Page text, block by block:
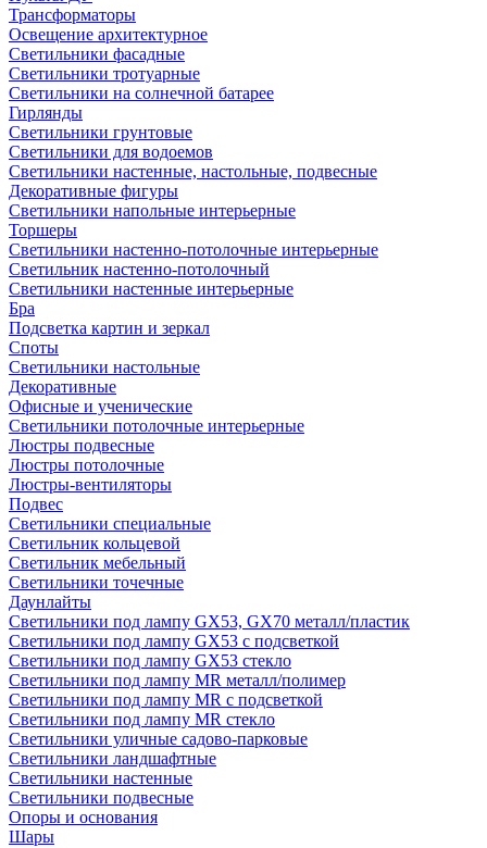
Трансформаторы
Освещение архитектурное
Светильники фасадные
Светильники тротуарные
Светильники на солнечной батарее
Гирлянды
Светильники грунтовые
Светильники для водоемов
Светильники настенные, настольные, подвесные
Декоративные фигуры
Светильники напольные интерьерные
Торшеры
Светильники настенно-потолочные интерьерные
Светильник настенно-потолочный
Светильники настенные интерьерные
Бра
Подсветка картин и зеркал
Споты
Светильники настольные
Декоративные
Офисные и ученические
Светильники потолочные интерьерные
Люстры подвесные
Люстры потолочные
Люстры-вентиляторы
Подвес
Светильники специальные
Светильник кольцевой
Светильник мебельный
Светильники точечные
Даунлайты
Светильники под лампу GX53, GX70 металл/пластик
Светильники под лампу GX53 с подсветкой
Светильники под лампу GX53 стекло
Светильники под лампу MR металл/полимер
Светильники под лампу MR с подсветкой
Светильники под лампу MR стекло
Светильники уличные садово-парковые
Светильники ландшафтные
Светильники настенные
Светильники подвесные
Опоры и основания
Шары